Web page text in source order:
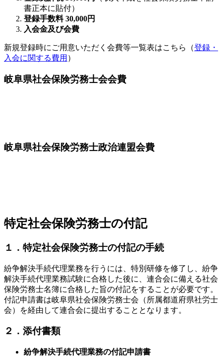
書正本に貼付）
登録手数料 30,000円
入会金及び会費
新規登録時にご用意いただく会費等一覧表はこちら（登録・
入会に関する費用 ）
岐阜県社会保険労務士会会費
岐阜県社会保険労務士政治連盟会費
特定社会保険労務士の付記
１．特定社会保険労務士の付記の手続
紛争解決手続代理業務を行うには、特別研修を修了し、紛争
解決手続代理業務試験に合格した後に、連合会に備える社会
保険労務士名簿に合格した旨の付記をすることが必要です。
付記申請書は岐阜県社会保険労務士会（所属都道府県社労士
会）を経由して連合会に提出することとなります。
２．添付書類
紛争解決手続代理業務の付記申請書